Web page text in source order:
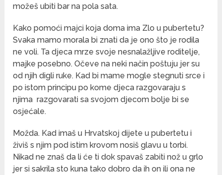
možeš ubiti bar na pola sata.
Kako pomoći majci koja doma ima Zlo u pubertetu?
Svaka mamo morala bi znati da je ono što je rodila
ne voli. Ta djeca mrze svoje nesnalažljive roditelje,
majke posebno. Očeve na neki način poštuju jer su
od njih digli ruke. Kad bi mame mogle stegnuti srce i
po istom principu po kome djeca razgovaraju s
njima razgovarati sa svojom djecom bolje bi se
osjećale.
Možda. Kad imaš u Hrvatskoj dijete u pubertetu i
živiš s njim pod istim krovom nosiš glavu u torbi.
Nikad ne znaš da li će ti dok spavaš zabiti nož u grlo
jer si sakrila sto kuna tako dobro da ih on ili ona ne